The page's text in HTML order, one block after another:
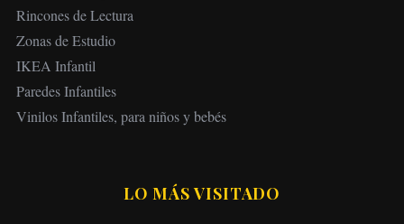
Rincones de Lectura
Zonas de Estudio
IKEA Infantil
Paredes Infantiles
Vinilos Infantiles, para niños y bebés
LO MÁS VISITADO